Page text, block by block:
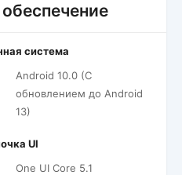
система
Android 10.0 (С
обновлением до Android
13)
UI
One UI Core 5.1